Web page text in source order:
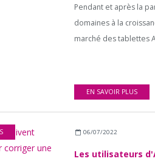
Pendant et après la
domaines à la
marché des tablettes
EN SAVOIR PLUS
06/07/2022